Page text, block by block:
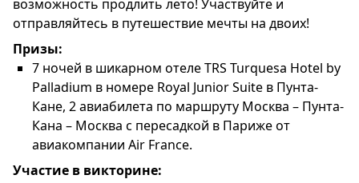
возможность продлить лето! Участвуйте и
отправляйтесь в путешествие мечты на двоих!
Призы:
7 ночей в шикарном отеле TRS Turquesa Hotel by
Palladium в номере Royal Junior Suite в Пунта-
Кане, 2 авиабилета по маршруту Москва – Пунта-
Кана – Москва с пересадкой в Париже от
авиакомпании Air France.
Участие в викторине: